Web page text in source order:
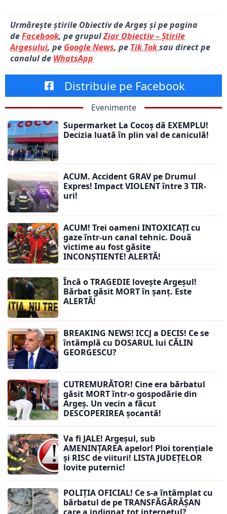
Urmărește știrile Obiectiv de Argeș și pe pagina
deFacebook, pe grupulZiar Obiectiv – Știrile
Argeșului, pe Google News, pe Tik Toksau direct pe
canalul de WhatsApp
Distribuie pe Facebook
Evenimente
Supermarket La Cocoș dă EXEMPLU!
Decizia luată în plin val de caniculă!
ACUM. Accident GRAV pe Drumul
Expres! Impact VIOLENT între 3 TIR-
uri!
ACUM! Trei oameni INTOXICAȚI cu
gaze într-un canal tehnic. Două
victime au fost găsite
INCONȘTIENTE! ALERTĂ!
Încă o TRAGEDIE lovește Argeșul!
Bărbat găsit MORT în șanț. Este
ALERTĂ!
BREAKING NEWS! ICCJ a DECIS! Ce se
întâmplă cu DOSARUL lui CĂLIN
GEORGESCU?
CUTREMURĂTOR! Cine era bărbatul
găsit MORT într-o gospodărie din
Argeș. Un vecin a făcut
DESCOPERIREA șocantă!
Va fi JALE! Argeșul, sub
AMENINȚAREA apelor! Ploi torențiale
și RISC de viituri! LISTA JUDEȚELOR
lovite puternic!
POLIȚIA OFICIAL! Ce s-a întâmplat cu
bărbatul de pe TRANSFĂGĂRĂȘAN